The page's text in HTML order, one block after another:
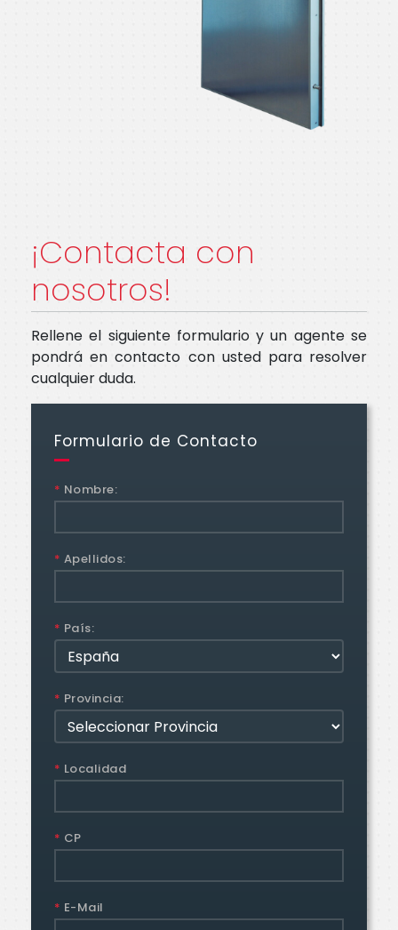
¡Contacta con
nosotros!
Rellene el siguiente formulario y un agente se
pondrá en contacto con usted para resolver
cualquier duda.
Formulario de Contacto
* Nombre:
* Apellidos:
* País:
* Provincia:
* Localidad
* CP
* E-Mail